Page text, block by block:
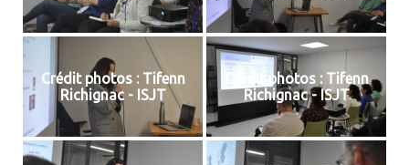
Crédit photos : Tifenn
Richignac - ISJT
Crédit photos : Tifenn
Richignac - ISJT